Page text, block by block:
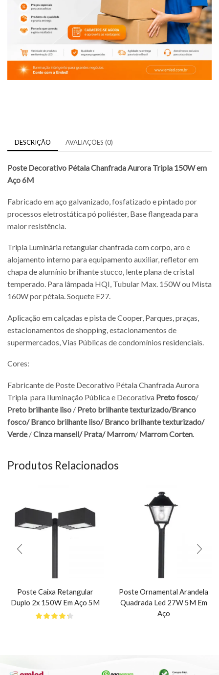
DESCRIÇÃO AVALIAÇÕES (0)
Poste Decorativo Pétala Chanfrada Aurora Tripla 150Wem
Aço 6M
Fabricado em aço galvanizado, fosfatizado e pintado por
processos eletrostática pó poliéster, Base flangeada para
maior resistência.
Tripla Luminária retangular chanfrada com corpo, aro e
alojamento interno para equipamento auxiliar, refletor em
chapa de alumínio brilhante stucco, lente plana de cristal
temperado. Para lâmpada HQI, Tubular Max. 150W ou Mista
160W por pétala. Soquete E27.
Aplicação em calçadas e pista de Cooper, Parques, praças,
estacionamentos de shopping, estacionamentos de
supermercados, Vias Públicas de condomínios residenciais.
Cores:
Fabricante de Poste Decorativo Pétala Chanfrada Aurora
Tripla para Iluminação Pública e Decorativa Preto fosco/
Preto brilhante liso / Preto brilhante texturizado/Branco
fosco/Branco brilhante liso/ Branco brilhante texturizado/
Verde/Cinza mansell/Prata/Marrom/ Marrom Corten.
Produtos Relacionados
Poste Caixa Retangular
Duplo 2x 150W Em Aço 5M
Poste Ornamental Arandela
Quadrada Led 27W 5M Em
Aço